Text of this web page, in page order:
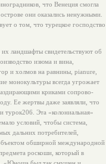
что Венеция смогла
они оказались ненужными.
о том, что турец­кое господство
ландшафты свидетельствуют об
изюма и вина,
и холмов на равнины, pianure,
монокультуры всегда угрожает
криками сопрово­
Ее жертвы даже заявляли, что
Эта «коло­ниальная»
условий, чтобы система,
дальних потребителей,
обширной международной
роскоши, который в